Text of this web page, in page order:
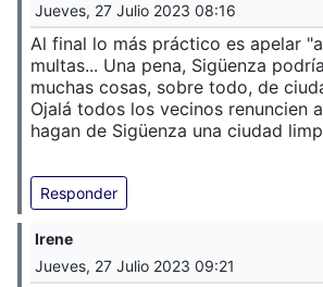
Jueves, 27 Julio 2023 08:16
Al final lo más práctico es apelar
multas... Una pena, Sigüenza
muchas cosas, sobre todo, de
Ojalá todos los vecinos renuncien
hagan de Sigüenza una ciudad
Responder
Irene
Jueves, 27 Julio 2023 09:21